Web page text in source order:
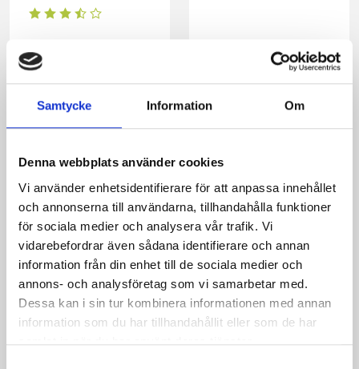
Samtycke Information Om
Denna webbplats använder cookies
Vi använder enhetsidentifierare för att anpassa innehållet
och annonserna till användarna, tillhandahålla funktioner
för sociala medier och analysera vår trafik. Vi
vidarebefordrar även sådana identifierare och annan
information från din enhet till de sociala medier och
annons- och analysföretag som vi samarbetar med.
Dessa kan i sin tur kombinera informationen med annan
information som du har tillhandahållit eller som de har
samlat in när du har använt deras tjänster.
Trattkantarellsoppa
Fisk med
svampstuvning